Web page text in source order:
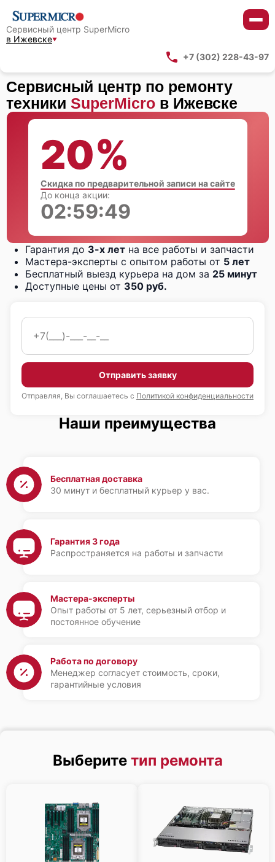
Сервисный центр SuperMicro
в Ижевске
+7 (302) 228-43-97
Сервисный центр по ремонту
техники SuperMicro в Ижевске
Гарантия до 3-х лет на все работы и запчасти
Мастера-эксперты с опытом работы от 5 лет
Бесплатный выезд курьера на дом за 25 минут
Доступные цены от 350 руб.
Отправить заявку
Отправляя, Вы соглашаетесь с Политикой конфиденциальности
20%
Скидка по предварительной записи на сайте
До конца акции:
02:59:48
Наши преимущества
Бесплатная доставка
30 минут и бесплатный курьер у вас.
Гарантия 3 года
Распространяется на работы и запчасти
Мастера-эксперты
Опыт работы от 5 лет, серьезный отбор и
постоянное обучение
Работа по договору
Менеджер согласует стоимость, сроки,
гарантийные условия
Выберите тип ремонта